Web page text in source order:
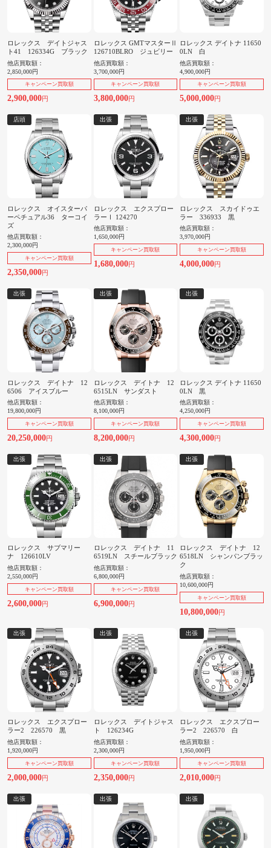
ロレックス デイトジャス
ト41 126334G ブラック
他店買取額：
2,850,000円
キャンペーン買取額
2,900,000円
ロレックス GMTマスターⅡ
126710BLRO ジュビリー
他店買取額：
3,700,000円
キャンペーン買取額
3,800,000円
ロレックス デイトナ 11650
0LN 白
他店買取額：
4,900,000円
キャンペーン買取額
5,000,000円
店頭
ロレックス オイスターパ
ーペチュアル36 ターコイ
ズ
他店買取額：
2,300,000円
キャンペーン買取額
2,350,000円
出張
ロレックス エクスプロー
ラーⅠ 124270
他店買取額：
1,650,000円
キャンペーン買取額
1,680,000円
出張
ロレックス スカイドゥエ
ラー 336933 黒
他店買取額：
3,970,000円
キャンペーン買取額
4,000,000円
出張
ロレックス デイトナ 12
6506 アイスブルー
他店買取額：
19,800,000円
キャンペーン買取額
20,250,000円
出張
ロレックス デイトナ 12
6515LN サンダスト
他店買取額：
8,100,000円
キャンペーン買取額
8,200,000円
出張
ロレックス デイトナ 11650
0LN 黒
他店買取額：
4,250,000円
キャンペーン買取額
4,300,000円
出張
ロレックス サブマリー
ナ 126610LV
他店買取額：
2,550,000円
キャンペーン買取額
2,600,000円
出張
ロレックス デイトナ 11
6519LN スチールブラック
他店買取額：
6,800,000円
キャンペーン買取額
6,900,000円
出張
ロレックス デイトナ 12
6518LN シャンパンブラッ
ク
他店買取額：
10,600,000円
キャンペーン買取額
10,800,000円
出張
ロレックス エクスプロー
ラー2 226570 黒
他店買取額：
1,920,000円
キャンペーン買取額
2,000,000円
出張
ロレックス デイトジャス
ト 126234G
他店買取額：
2,300,000円
キャンペーン買取額
2,350,000円
出張
ロレックス エクスプロー
ラー2 226570 白
他店買取額：
1,950,000円
キャンペーン買取額
2,010,000円
出張 出張 出張